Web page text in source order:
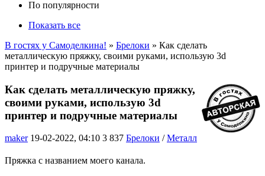
По популярности
Показать все
В гостях у Самоделкина! » Брелоки » Как сделать
металлическую пряжку, своими руками, использую 3d
принтер и подручные материалы
Как сделать металлическую пряжку,
своими руками, использую 3d
принтер и подручные материалы
maker 19-02-2022, 04:10 3 837 Брелоки /Металл
Пряжка с названием моего канала.